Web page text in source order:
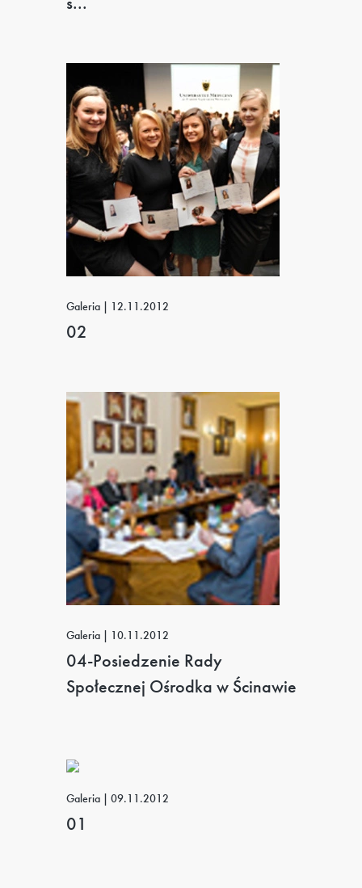
Galeria | 12.11.2012
02
Galeria | 10.11.2012
04-Posiedzenie Rady
Społecznej Ośrodka w Ścinawie
Galeria | 09.11.2012
01